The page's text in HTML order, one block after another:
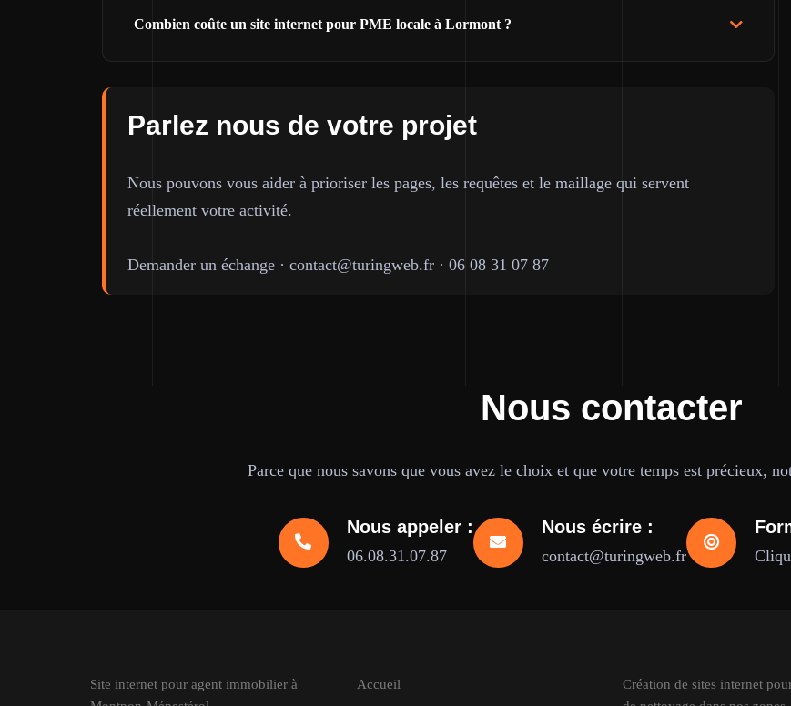
Combien coûte un site internet pour PME locale à Lormont ?
Parlez nous de votre projet
Nous pouvons vous aider à prioriser les pages, les requêtes et le maillage qui servent
réellement votre activité.
Demander un échange · contact@turingweb.fr · 06 08 31 07 87
Nous contacter
Parce que nous savons que vous avez le choix et que votre temps est précieux,
Nous appeler :
06.08.31.07.87
Nous écrire :
contact@turingweb.fr
Site internet pour agent immobilier à
Accueil
Création de sites internet